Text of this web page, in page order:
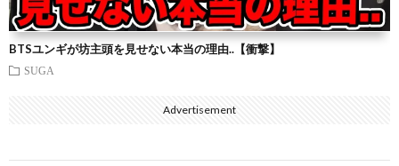
BTSユンギが坊主頭を見せない本当の理由..【衝撃】
SUGA
Advertisement